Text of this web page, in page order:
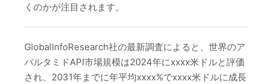
くのかが注目されます。
GlobalInfoResearch社の最新調査によると、世界のア
パルタミドAPI市場規模は2024年にxxxx米ドルと評価
され、2031年までに年平均xxxx%でxxxx米ドルに成長